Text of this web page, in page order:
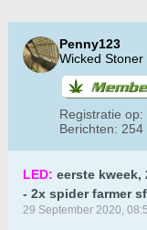
Penny123
Wicked Stoner
Registratie op:
Berichten: 254
LED: eerste kweek,
- 2x spider farmer
29 September 2020,